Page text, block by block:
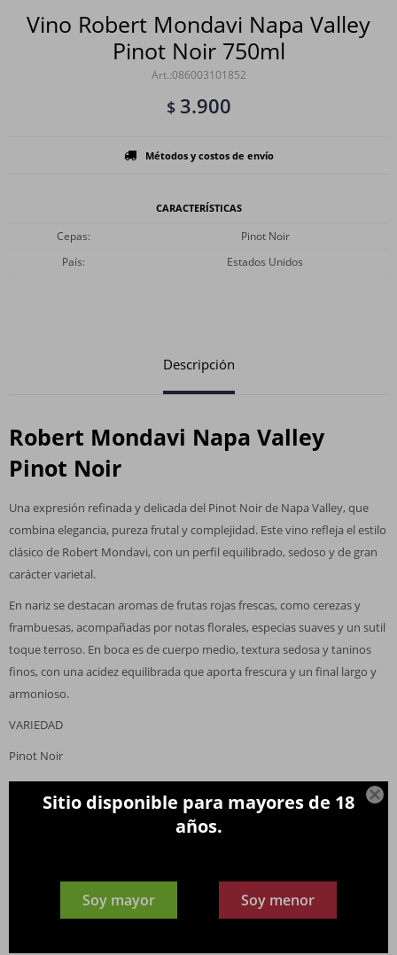

Sitio disponible para mayores de 18
años.
Soy mayor Soy menor
Vino Robert Mondavi Napa Valley
Pinot Noir 750ml
086003101852
$ 3.900
Métodos y costos de envío
CARACTERÍSTICAS
Cepas
Pinot Noir
País
Estados Unidos
Descripción
Robert Mondavi Napa Valley
Pinot Noir
Una expresión refinada y delicada del Pinot Noir de Napa Valley, que
combina elegancia, pureza frutal y complejidad. Este vino refleja el estilo
clásico de Robert Mondavi, con un perfil equilibrado, sedoso y de gran
carácter varietal.
En nariz se destacan aromas de frutas rojas frescas, como cerezas y
frambuesas, acompañadas por notas florales, especias suaves y un sutil
toque terroso. En boca es de cuerpo medio, textura sedosa y taninos
finos, con una acidez equilibrada que aporta frescura y un final largo y
armonioso.
VARIEDAD
Pinot Noir
ORIGEN
Napa Valley, California, Estados Unidos
Color: Rojo rubí brillante
Aroma: Cerezas, frambuesas, notas florales, especias suaves y toque